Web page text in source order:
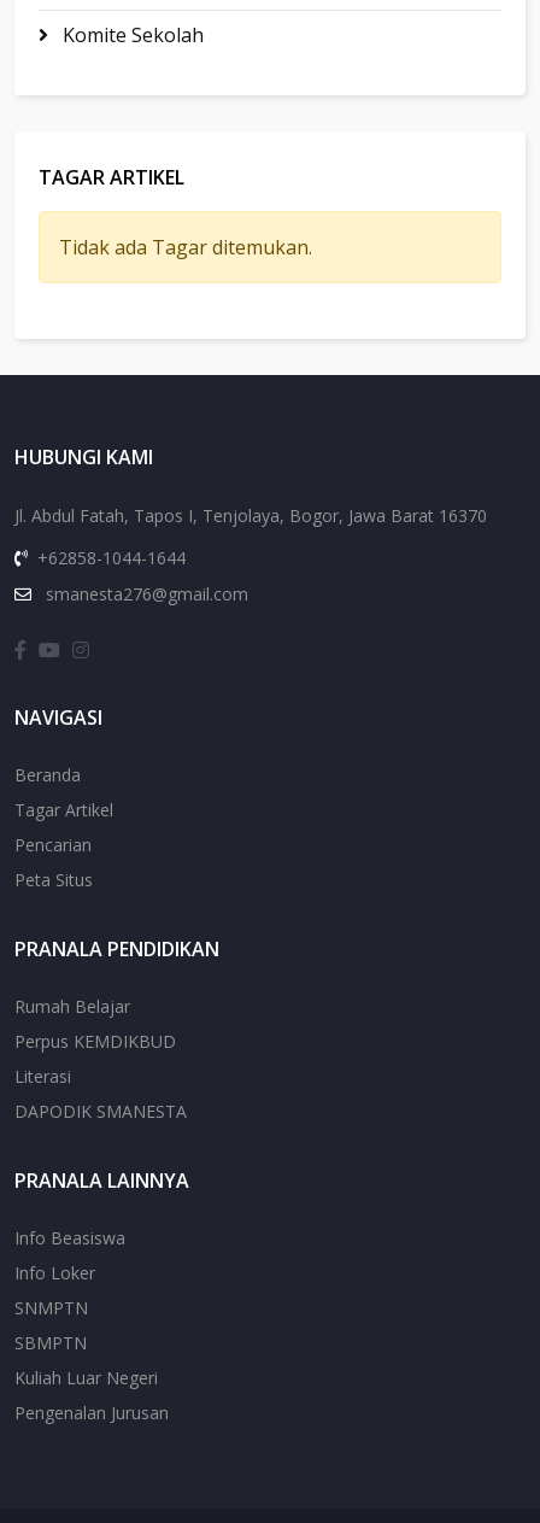
Komite Sekolah
TAGAR ARTIKEL
Tidak ada Tagar ditemukan.
HUBUNGI KAMI
Jl. Abdul Fatah, Tapos I, Tenjolaya, Bogor, Jawa Barat 16370
+62858-1044-1644
smanesta276@gmail.com
NAVIGASI
Beranda
Tagar Artikel
Pencarian
Peta Situs
PRANALA PENDIDIKAN
Rumah Belajar
Perpus KEMDIKBUD
Literasi
DAPODIK SMANESTA
PRANALA LAINNYA
Info Beasiswa
Info Loker
SNMPTN
SBMPTN
Kuliah Luar Negeri
Pengenalan Jurusan